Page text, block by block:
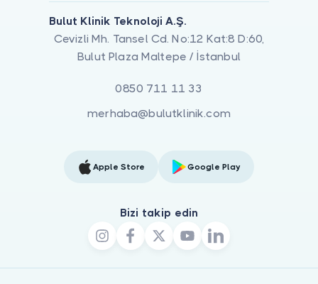
Bulut Klinik Teknoloji A.Ş.
Cevizli Mh. Tansel Cd. No:12 Kat:8 D:60,
Bulut Plaza Maltepe / İstanbul
0850 711 11 33
merhaba@bulutklinik.com
Apple Store Google Play
Bizi takip edin